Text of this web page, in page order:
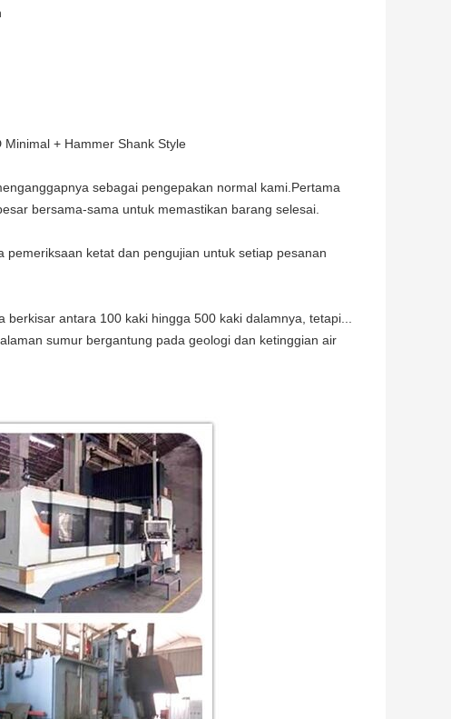
+ Hammer Shank Style
sebagai pengepakan normal kami.Pertama
bersama-sama untuk memastikan barang selesai.
ketat dan pengujian untuk setiap pesanan
antara 100 kaki hingga 500 kaki dalamnya, tetapi...
sumur bergantung pada geologi dan ketinggian air